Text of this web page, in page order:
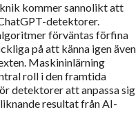
kommer sannolikt att
detektorer.
förväntas förfina
på att känna igen även
Maskininlärning
roll i den framtida
detektorer att anpassa sig
resultat från AI-